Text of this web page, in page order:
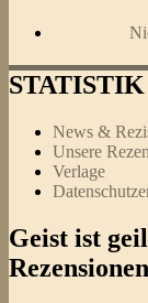
STATISTIK
News &
Unsere
Verlage
Geist ist